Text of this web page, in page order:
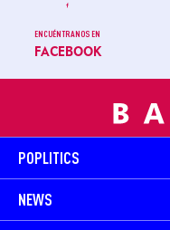
ENCUÉNTRANOS EN
FACEBOOK
POPLITICS
NEWS